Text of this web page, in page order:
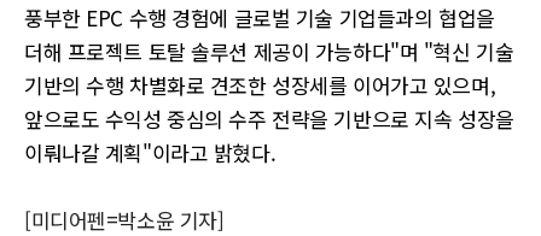
풍부한 EPC 수행 경험에 글로벌 기술 기업들과의 협업을
더해 프로젝트 토탈 솔루션 제공이 가능하다"며 "혁신 기술
기반의 수행 차별화로 견조한 성장세를 이어가고 있으며,
앞으로도 수익성 중심의 수주 전략을 기반으로 지속 성장을
이뤄나갈 계획"이라고 밝혔다.
[미디어펜=박소윤 기자]